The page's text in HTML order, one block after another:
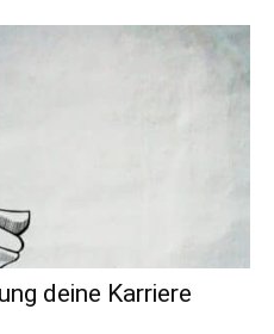
deine Karriere